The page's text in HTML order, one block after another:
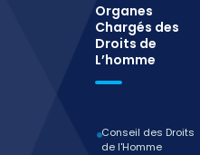
Organes
Chargés des
Droits de
L’homme
Conseil des Droits
de l'Homme